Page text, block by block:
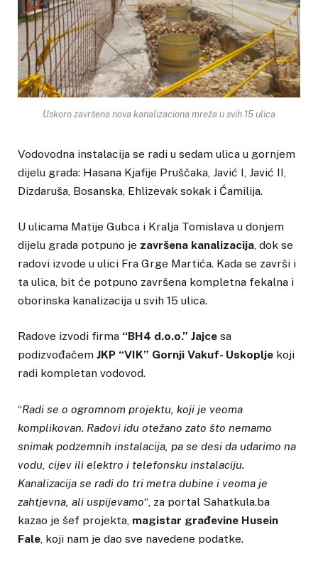
Uskoro završena nova kanalizaciona mreža u svih 15 ulica
Vodovodna instalacija se radi u sedam ulica u gornjem
dijelu grada: Hasana Kjafije Pruščaka, Javić I, Javić II,
Dizdaruša, Bosanska, Ehlizevak sokak i Ćamilija.
U ulicama Matije Gubca i Kralja Tomislava u donjem
dijelu grada potpuno je završena kanalizacija, dok se
radovi izvode u ulici Fra Grge Martića. Kada se završi i
ta ulica, bit će potpuno završena kompletna fekalna i
oborinska kanalizacija u svih 15 ulica.
Radove izvodi firma “BH4 d.o.o.” Jajce sa
podizvođačem JKP “VIK” Gornji Vakuf- Uskoplje koji
radi kompletan vodovod.
“Radi se o ogromnom projektu, koji je veoma
komplikovan. Radovi idu otežano zato što nemamo
snimak podzemnih instalacija, pa se desi da udarimo na
vodu, cijev ili elektro i telefonsku instalaciju.
Kanalizacija se radi do tri metra dubine i veoma je
zahtjevna, ali uspijevamo“, za portal Sahatkula.ba
kazao je šef projekta, magistar građevine Husein
Fale , koji nam je dao sve navedene podatke.